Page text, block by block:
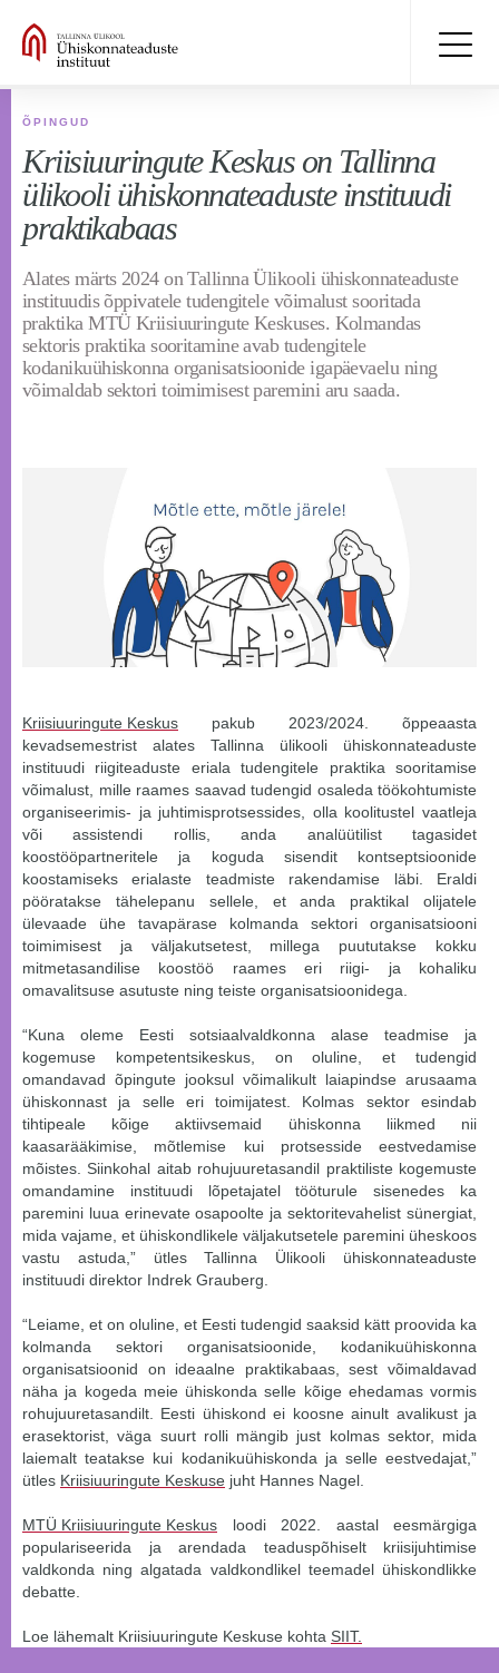
ÕPINGUD
Kriisiuuringute Keskus on Tallinna
ülikooli ühiskonnateaduste instituudi
praktikabaas
Alates märts 2024 on Tallinna Ülikooli ühiskonnateaduste
instituudis õppivatele tudengitele võimalust sooritada
praktika MTÜ Kriisiuuringute Keskuses. Kolmandas
sektoris praktika sooritamine avab tudengitele
kodanikuühiskonna organisatsioonide igapäevaelu ning
võimaldab sektori toimimisest paremini aru saada.
Kriisiuuringute Keskus pakub 2023/2024. õppeaasta
kevadsemestrist alates Tallinna ülikooli ühiskonnateaduste
instituudi riigiteaduste eriala tudengitele praktika sooritamise
võimalust, mille raames saavad tudengid osaleda töökohtumiste
organiseerimis- ja juhtimisprotsessides, olla koolitustel vaatleja
või assistendi rollis, anda analüütilist tagasidet
koostööpartneritele ja koguda sisendit kontseptsioonide
koostamiseks erialaste teadmiste rakendamise läbi. Eraldi
pööratakse tähelepanu sellele, et anda praktikal olijatele
ülevaade ühe tavapärase kolmanda sektori organisatsiooni
toimimisest ja väljakutsetest, millega puututakse kokku
mitmetasandilise koostöö raames eri riigi- ja kohaliku
omavalitsuse asutuste ning teiste organisatsioonidega.
“Kuna oleme Eesti sotsiaalvaldkonna alase teadmise ja
kogemuse kompetentsikeskus, on oluline, et tudengid
omandavad õpingute jooksul võimalikult laiapindse arusaama
ühiskonnast ja selle eri toimijatest. Kolmas sektor esindab
tihtipeale kõige aktiivsemaid ühiskonna liikmed nii
kaasarääkimise, mõtlemise kui protsesside eestvedamise
mõistes. Siinkohal aitab rohujuuretasandil praktiliste kogemuste
omandamine instituudi lõpetajatel tööturule sisenedes ka
paremini luua erinevate osapoolte ja sektoritevahelist sünergiat,
mida vajame, et ühiskondlikele väljakutsetele paremini üheskoos
vastu astuda,” ütles Tallinna Ülikooli ühiskonnateaduste
instituudi direktor Indrek Grauberg.
“Leiame, et on oluline, et Eesti tudengid saaksid kätt proovida ka
kolmanda sektori organisatsioonide, kodanikuühiskonna
organisatsioonid on ideaalne praktikabaas, sest võimaldavad
näha ja kogeda meie ühiskonda selle kõige ehedamas vormis
rohujuuretasandilt. Eesti ühiskond ei koosne ainult avalikust ja
erasektorist, väga suurt rolli mängib just kolmas sektor, mida
laiemalt teatakse kui kodanikuühiskonda ja selle eestvedajat,”
ütles Kriisiuuringute Keskuse juht Hannes Nagel.
MTÜ Kriisiuuringute Keskus loodi 2022. aastal eesmärgiga
populariseerida ja arendada teaduspõhiselt kriisijuhtimise
valdkonda ning algatada valdkondlikel teemadel ühiskondlikke
debatte.
Loe lähemalt Kriisiuuringute Keskuse kohta SIIT.